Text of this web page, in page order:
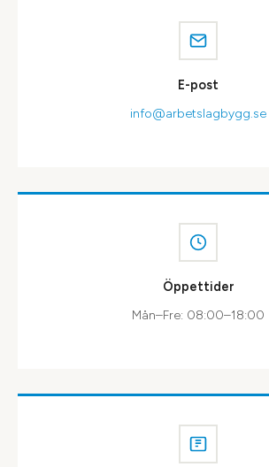
E-post
info@arbetslagbygg.se
Öppettider
Mån–Fre: 08:00–18:00